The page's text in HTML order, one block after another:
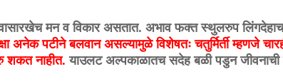
मन व विकार असतात. अभाव फक्त स्थुलरुप
अनेक पटीने बलवान असल्यामुळे विशेषतः चतुर्मिर्ती म्हणजे
शकत नाहीत. याउलट अल्पकाळातच सदेह बळी पडुन जीवनाची